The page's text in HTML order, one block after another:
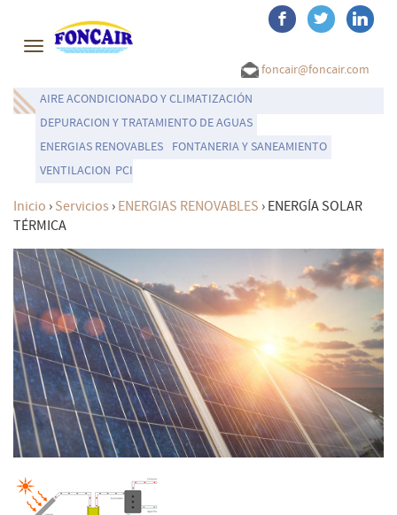
Toggle
foncair@foncair.com
AIRE ACONDICIONADO Y CLIMATIZACIÓN
DEPURACION Y TRATAMIENTO DE AGUAS
ENERGIAS RENOVABLES
FONTANERIA Y SANEAMIENTO
VENTILACION PCI
Inicio › Servicios › ENERGIAS RENOVABLES › ENERGÍA SOLAR
TÉRMICA